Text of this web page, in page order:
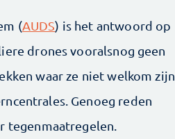
(AUDS) is het antwoord op
drones vooralsnog geen
waar ze niet welkom zijn
Genoeg reden
tegenmaatregelen.